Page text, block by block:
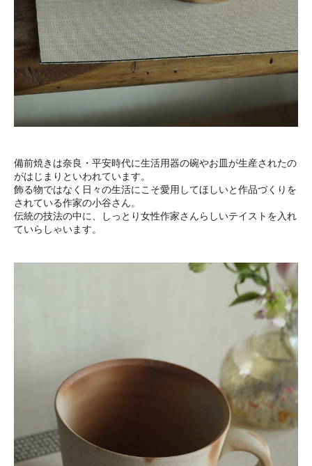
備前焼きは奈良・平安時代に生活用器の碗やお皿が生産されたの
がはじまりといわれています。
飾る物ではなく日々の生活にこそ愛用してほしいと作品づくりを
されている作家の小谷さん。
伝統の技法の中に、しっとり女性作家さんらしいテイストを入れ
ていらしゃいます。